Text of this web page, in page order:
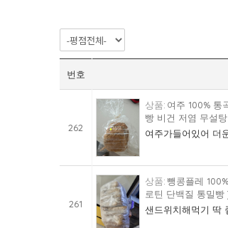
번호
262
여주 100% 통
빵 비건 저염 무설
여주가들어있어 더
261
뺑콩플레
로틴 단백질 통밀빵
샌드위치해먹기 딱